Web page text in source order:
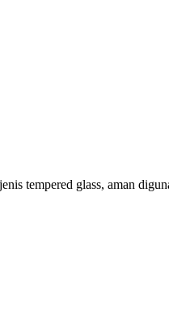
tempered glass, aman